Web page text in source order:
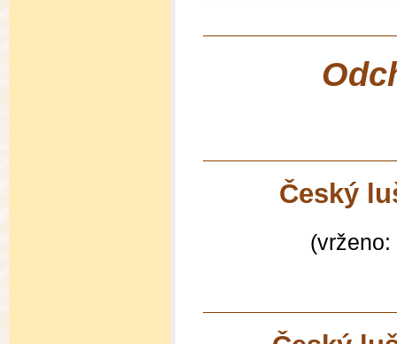
Český